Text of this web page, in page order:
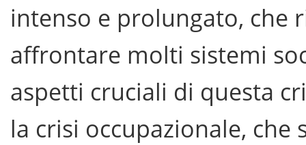
intenso e prolungato, che
affrontare molti sistemi
aspetti cruciali di questa
la crisi occupazionale,